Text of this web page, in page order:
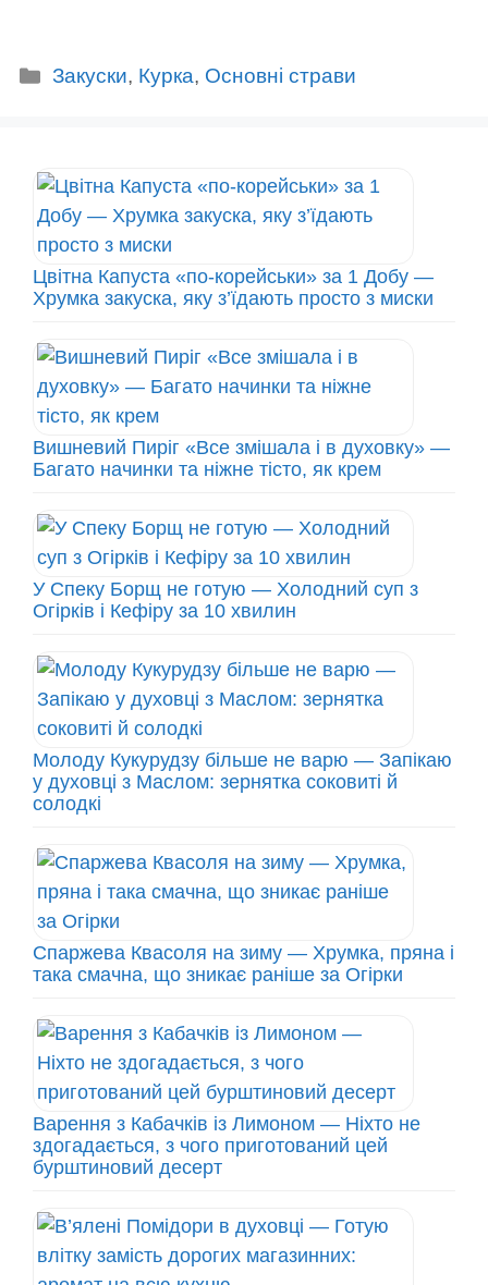
Категорії
Закуски, Курка, Основні страви
Цвітна Капуста «по-корейськи» за 1 Добу —
Хрумка закуска, яку з’їдають просто з миски
Вишневий Пиріг «Все змішала і в духовку» —
Багато начинки та ніжне тісто, як крем
У Спеку Борщ не готую — Холодний суп з
Огірків і Кефіру за 10 хвилин
Молоду Кукурудзу більше не варю — Запікаю
у духовці з Маслом: зернятка соковиті й
солодкі
Спаржева Квасоля на зиму — Хрумка, пряна і
така смачна, що зникає раніше за Огірки
Варення з Кабачків із Лимоном — Ніхто не
здогадається, з чого приготований цей
бурштиновий десерт